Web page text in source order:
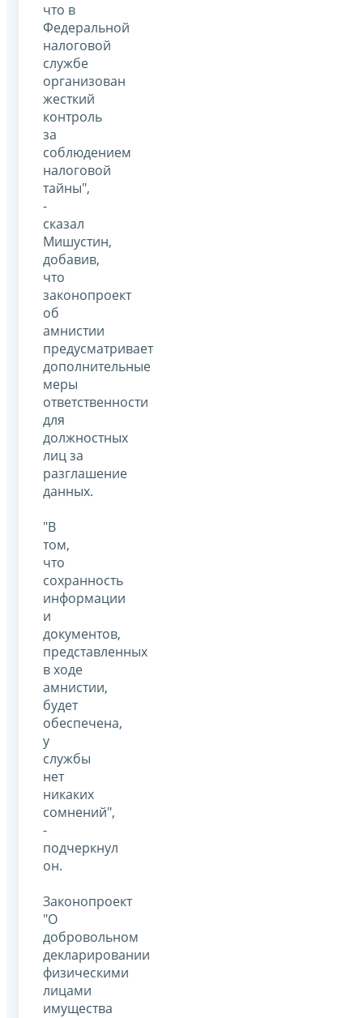
что в
Федеральной
налоговой
службе
организован
жесткий
контроль
за
соблюдением
налоговой
тайны",
-
сказал
Мишустин,
добавив,
что
законопроект
об
амнистии
предусматривает
дополнительные
меры
ответственности
для
должностных
лиц за
разглашение
данных.
"В
том,
что
сохранность
информации
и
документов,
представленных
в ходе
амнистии,
будет
обеспечена,
у
службы
нет
никаких
сомнений",
-
подчеркнул
он.
Законопроект
"О
добровольном
декларировании
физическими
лицами
имущества